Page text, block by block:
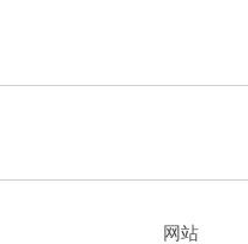
网站